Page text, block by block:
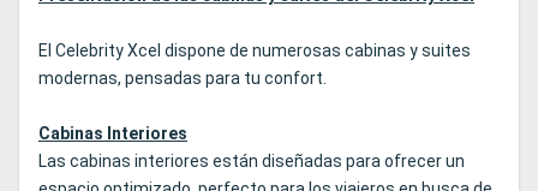
El Celebrity Xcel dispone de numerosas cabinas y suites
modernas, pensadas para tu confort.
Cabinas Interiores
Las cabinas interiores están diseñadas para ofrecer un